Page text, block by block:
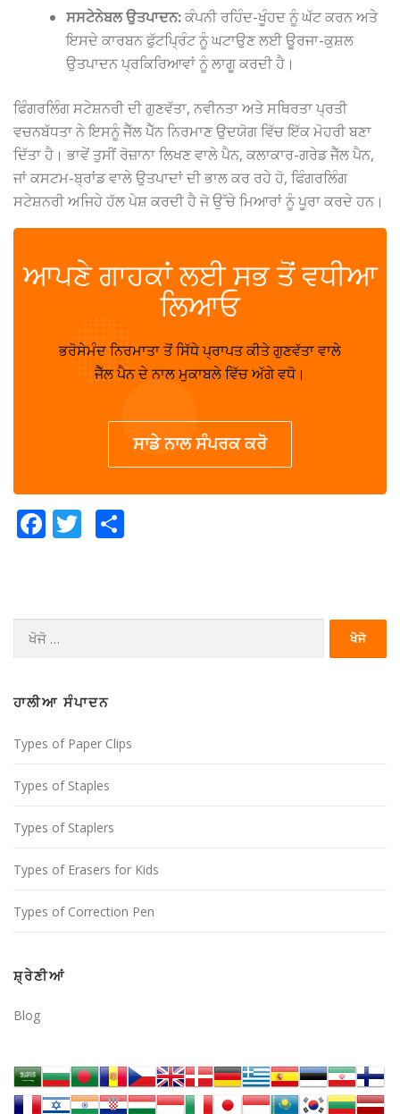
ਸਸਟੇਨੇਬਲ ਉਤਪਾਦਨ:ਕੰਪਨੀ ਰਹਿੰਦ-ਖੂੰਹਦ ਨੂੰ ਘੱਟ ਕਰਨ ਅਤੇ
ਇਸਦੇ ਕਾਰਬਨ ਫੁੱਟਪ੍ਰਿੰਟ ਨੂੰ ਘਟਾਉਣ ਲਈ ਊਰਜਾ-ਕੁਸ਼ਲ
ਉਤਪਾਦਨ ਪ੍ਰਕਿਰਿਆਵਾਂ ਨੂੰ ਲਾਗੂ ਕਰਦੀ ਹੈ।
ਫਿੰਗਰਲਿੰਗ ਸਟੇਸ਼ਨਰੀ ਦੀ ਗੁਣਵੱਤਾ, ਨਵੀਨਤਾ ਅਤੇ ਸਥਿਰਤਾ ਪ੍ਰਤੀ
ਵਚਨਬੱਧਤਾ ਨੇ ਇਸਨੂੰ ਜੈੱਲ ਪੈੱਨ ਨਿਰਮਾਣ ਉਦਯੋਗ ਵਿੱਚ ਇੱਕ ਮੋਹਰੀ ਬਣਾ
ਦਿੱਤਾ ਹੈ। ਭਾਵੇਂ ਤੁਸੀਂ ਰੋਜ਼ਾਨਾ ਲਿਖਣ ਵਾਲੇ ਪੈਨ, ਕਲਾਕਾਰ-ਗਰੇਡ ਜੈੱਲ ਪੈਨ,
ਜਾਂ ਕਸਟਮ-ਬ੍ਰਾਂਡ ਵਾਲੇ ਉਤਪਾਦਾਂ ਦੀ ਭਾਲ ਕਰ ਰਹੇ ਹੋ, ਫਿੰਗਰਲਿੰਗ
ਸਟੇਸ਼ਨਰੀ ਅਜਿਹੇ ਹੱਲ ਪੇਸ਼ ਕਰਦੀ ਹੈ ਜੋ ਉੱਚੇ ਮਿਆਰਾਂ ਨੂੰ ਪੂਰਾ ਕਰਦੇ ਹਨ।
ਆਪਣੇ ਗਾਹਕਾਂ ਲਈ ਸਭ ਤੋਂ ਵਧੀਆ
ਲਿਆਓ
ਭਰੋਸੇਮੰਦ ਨਿਰਮਾਤਾ ਤੋਂ ਸਿੱਧੇ ਪ੍ਰਾਪਤ ਕੀਤੇ ਗੁਣਵੱਤਾ ਵਾਲੇ
ਜੈੱਲ ਪੈਨ ਦੇ ਨਾਲ ਮੁਕਾਬਲੇ ਵਿੱਚ ਅੱਗੇ ਵਧੋ।
ਸਾਡੇ ਨਾਲ ਸੰਪਰਕ ਕਰੋ
Facebook
Twitter
ਖੋਜੋ
ਹਾਲੀਆ ਸੰਪਾਦਨ
Types of Paper Clips
Types of Staples
Types of Staplers
Types of Erasers for Kids
Types of Correction Pen
ਸ਼੍ਰੇਣੀਆਂ
Blog